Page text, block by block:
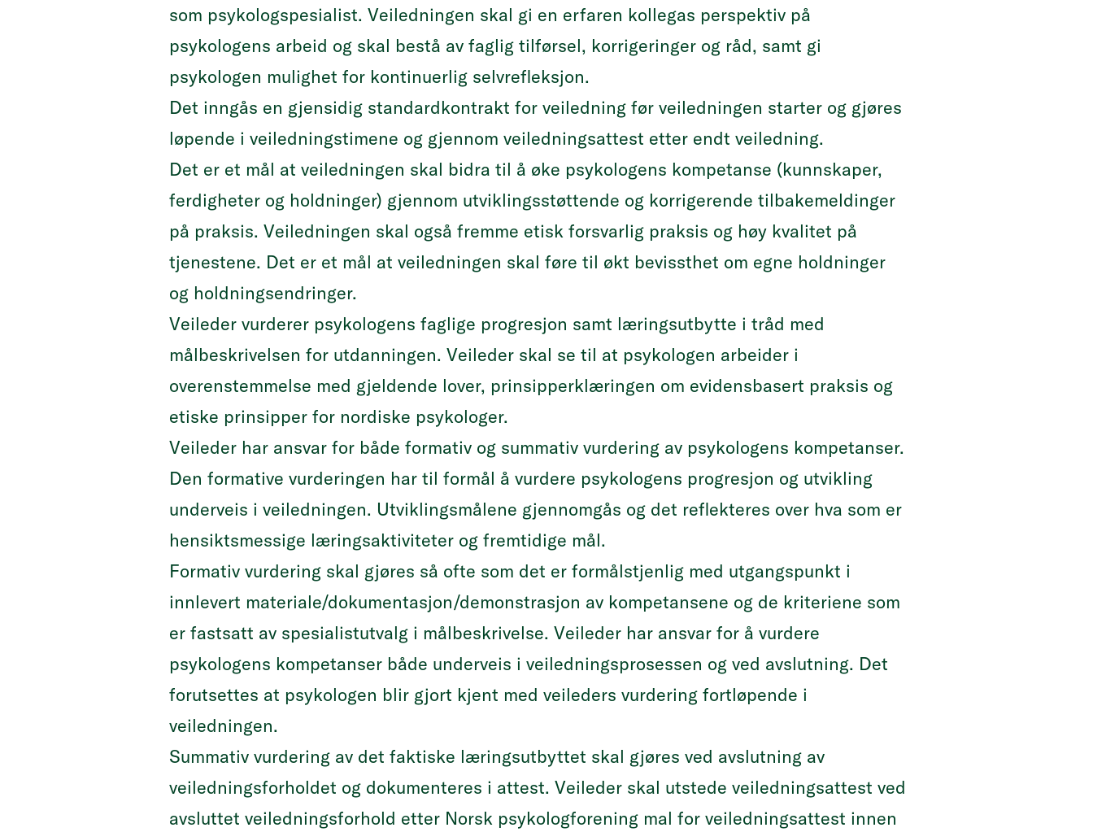
som psykologspesialist. Veiledningen skal gi en erfaren kollegas perspektiv på
psykologens arbeid og skal bestå av faglig tilførsel, korrigeringer og råd, samt gi
psykologen mulighet for kontinuerlig selvrefleksjon.
Det inngås en gjensidig standardkontrakt for veiledning før veiledningen starter og gjøres
løpende i veiledningstimene og gjennom veiledningsattest etter endt veiledning.
Det er et mål at veiledningen skal bidra til å øke psykologens kompetanse (kunnskaper,
ferdigheter og holdninger) gjennom utviklingsstøttende og korrigerende tilbakemeldinger
på praksis. Veiledningen skal også fremme etisk forsvarlig praksis og høy kvalitet på
tjenestene. Det er et mål at veiledningen skal føre til økt bevissthet om egne holdninger
og holdningsendringer.
Veileder vurderer psykologens faglige progresjon samt læringsutbytte i tråd med
målbeskrivelsen for utdanningen. Veileder skal se til at psykologen arbeider i
overenstemmelse med gjeldende lover, prinsipperklæringen om evidensbasert praksis og
etiske prinsipper for nordiske psykologer.
Veileder har ansvar for både formativ og summativ vurdering av psykologens kompetanser.
Den formative vurderingen har til formål å vurdere psykologens progresjon og utvikling
underveis i veiledningen. Utviklingsmålene gjennomgås og det reflekteres over hva som er
hensiktsmessige læringsaktiviteter og fremtidige mål.
Formativ vurdering skal gjøres så ofte som det er formålstjenlig med utgangspunkt i
innlevert materiale/dokumentasjon/demonstrasjon av kompetansene og de kriteriene som
er fastsatt av spesialistutvalg i målbeskrivelse. Veileder har ansvar for å vurdere
psykologens kompetanser både underveis i veiledningsprosessen og ved avslutning. Det
forutsettes at psykologen blir gjort kjent med veileders vurdering fortløpende i
veiledningen.
Summativ vurdering av det faktiske læringsutbyttet skal gjøres ved avslutning av
veiledningsforholdet og dokumenteres i attest. Veileder skal utstede veiledningsattest ved
avsluttet veiledningsforhold etter Norsk psykologforening mal for veiledningsattest innen